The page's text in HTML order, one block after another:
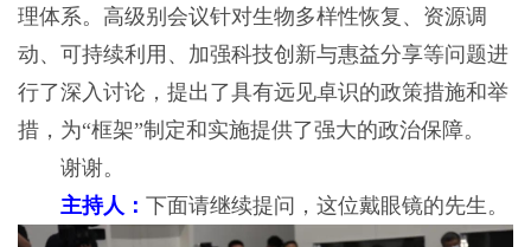
理体系。高级别会议针对生物多样性恢复、资源调
动、可持续利用、加强科技创新与惠益分享等问题进
行了深入讨论，提出了具有远见卓识的政策措施和举
措，为“框架”制定和实施提供了强大的政治保障。
谢谢。
主持人： 下面请继续提问，这位戴眼镜的先生。